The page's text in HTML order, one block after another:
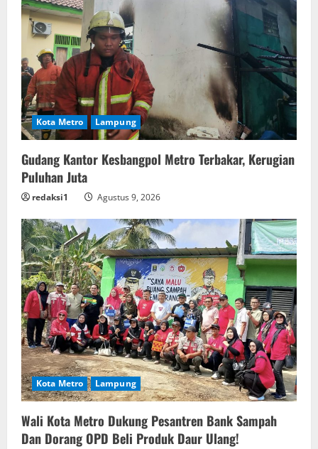
Kota Metro Lampung
Gudang Kantor Kesbangpol Metro Terbakar, Kerugian
Puluhan Juta
redaksi1 Agustus 9, 2026
Kota Metro Lampung
Wali Kota Metro Dukung Pesantren Bank Sampah
Dan Dorang OPD Beli Produk Daur Ulang!